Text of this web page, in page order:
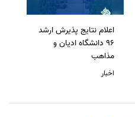
اعلام نتایج پذیرش ارشد
96 دانشگاه ادیان و
مذاهب
اخبار